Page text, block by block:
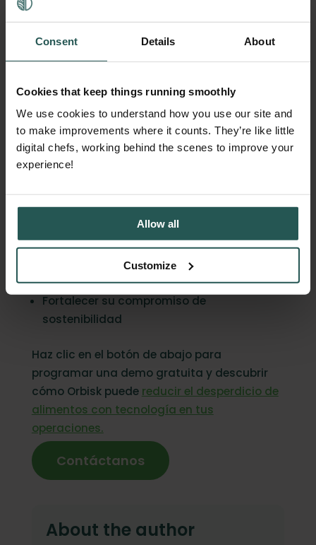
Consent Details About
Cookies that keep things running smoothly
We use cookies to understand how you use our site and
to make improvements where it counts. They’re like little
digital chefs, working behind the scenes to improve your
experience!
Allow all
Customize
hoteleros, empresas de catering e
instituciones líderes del sector.
El desperdicio de alimentos ya no es «solo un
problema de las cocinas». En Estados
Unidos, es ahora una prioridad financiera,
normativa y corporativa.
pueden:
Reducir costes
Cumplir las normativas
Fortalecer su compromiso de
sostenibilidad
Haz clic en el botón de abajo para
programar una demo gratuita y descubrir
cómo Orbisk puede reducir el desperdicio de
alimentos con tecnología en tus
operaciones.
Contáctanos
About the author